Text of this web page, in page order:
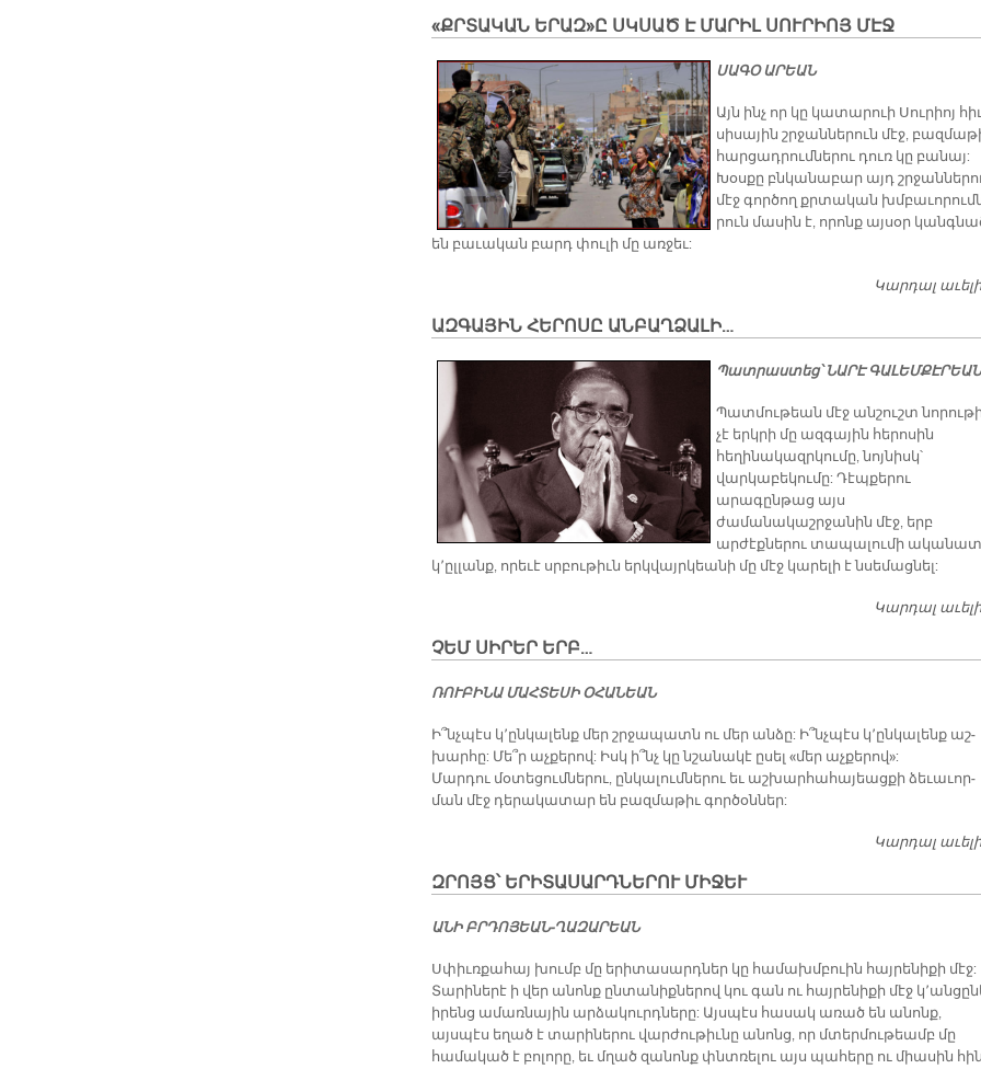
«ՔՐՏԱԿԱՆ ԵՐԱԶ»Ը ՍԿՍԱԾ Է ՄԱՐԻԼ ՍՈՒՐԻՈՅ ՄԷՋ
ՍԱԳՕ ԱՐԵԱՆ
Այն ինչ որ կը կա­տա­րուի Սու­րիոյ
սի­սա­յին շրջան­նե­րուն մէջ,
հար­ցադ­րում­նե­րու դուռ կը բա­նայ:
Խօս­քը բնկա­նա­բար այդ
մէջ գոր­ծող քրտա­կան
րուն մա­սին է, ո­րոնք այ­սօր
են բա­ւա­կան բարդ փու­լի մը առ­ջեւ:
Կարդալ
ԱԶ­ԳԱ­ՅԻՆ ՀԵ­ՐՈ­ՍԸ ԱՆ­ԲԱՂ­ՁԱ­ԼԻ…
Պատրաստեց՝ ՆԱՐԷ ԳԱԼԵՄՔԷՐԵԱՆ
Պատմութեան մէջ անշուշտ
չէ երկրի մը ազգային հերոսին
հեղինակազրկումը, նոյնիսկ՝
վարկաբեկումը: Դէպքերու
արագընթաց այս
ժամանակաշրջանին մէջ, երբ
արժէքներու տապալումի
կ՚ըլլանք, որեւէ սրբութիւն երկվայրկեանի մը մէջ կարելի է նսեմացնել:
Կարդալ
ՉԵՄ ՍԻ­ՐԵՐ ԵՐԲ…
ՌՈՒ­ԲԻ­ՆԱ ՄԱՀ­ՏԵ­ՍԻ Օ­ՀԱ­ՆԵԱՆ
Ի՞նչ­պէս կ՚ըն­կա­լենք մեր շրջա­պատն ու մեր ան­ձը: Ի՞նչ­պէս կ՚ըն­կա­լենք աշ­
խար­հը: Մե՞ր աչ­քե­րով: Իսկ ի՞նչ կը նշա­նա­կէ ը­սել «մեր աչ­քե­րով»:
Մար­դու մօ­տե­ցում­նե­րու, ըն­կա­լում­նե­րու եւ աշ­խար­հա­հա­յեաց­քի ձե­ւա­ւոր­
ման մէջ դե­րա­կա­տար են բազ­մա­թիւ գոր­ծօն­ներ:
Կարդալ
ԶՐՈՅՑ՝ ԵՐԻՏԱՍԱՐԴՆԵՐՈՒ ՄԻՋԵՒ
Ա­ՆԻ ԲՐԴՈ­ՅԵԱՆ-ՂԱԶ­ԱՐԵԱՆ
Սփիւռքահայ խումբ մը երիտասարդներ կը համախմբուին հայրենիքի մէջ:
Տարիներէ ի վեր անոնք ընտանիքներով կու գան ու հայրենիքի մէջ
իրենց ամառնային արձակուրդները: Այսպէս հասակ առած են անոնք,
այսպէս եղած է տարիներու վարժութիւնը անոնց, որ մտերմութեամբ մը
համակած է բոլորը, եւ մղած զանոնք փնտռելու այս պահերը ու միասին